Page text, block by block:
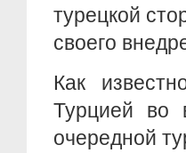
турецкой
своего
Как
Турцией во
очередной